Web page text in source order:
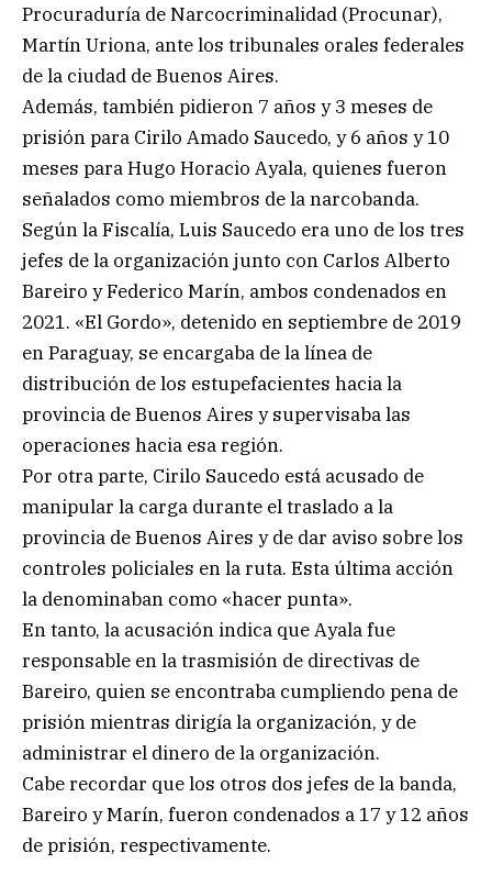
Procuraduría de Narcocriminalidad (Procunar),
Martín Uriona, ante los tribunales orales federales
de la ciudad de Buenos Aires.
Además, también pidieron 7 años y 3 meses de
prisión para Cirilo Amado Saucedo, y 6 años y 10
meses para Hugo Horacio Ayala, quienes fueron
señalados como miembros de la narcobanda.
Según la Fiscalía, Luis Saucedo era uno de los tres
jefes de la organización junto con Carlos Alberto
Bareiro y Federico Marín, ambos condenados en
2021. «El Gordo», detenido en septiembre de 2019
en Paraguay, se encargaba de la línea de
distribución de los estupefacientes hacia la
provincia de Buenos Aires y supervisaba las
operaciones hacia esa región.
Por otra parte, Cirilo Saucedo está acusado de
manipular la carga durante el traslado a la
provincia de Buenos Aires y de dar aviso sobre los
controles policiales en la ruta. Esta última acción
la denominaban como «hacer punta».
En tanto, la acusación indica que Ayala fue
responsable en la trasmisión de directivas de
Bareiro, quien se encontraba cumpliendo pena de
prisión mientras dirigía la organización, y de
administrar el dinero de la organización.
Cabe recordar que los otros dos jefes de la banda,
Bareiro y Marín, fueron condenados a 17 y 12 años
de prisión, respectivamente.